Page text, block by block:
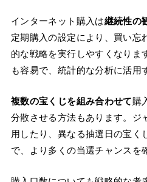
インターネット購入は継続性の
定期購入の設定により、買い忘
的な戦略を実行しやすくなりま
も容易で、統計的な分析に活用
複数の宝くじを組み合わせて購
分散させる方法もあります。ジ
用したり、異なる抽選日の宝く
で、より多くの当選チャンスを